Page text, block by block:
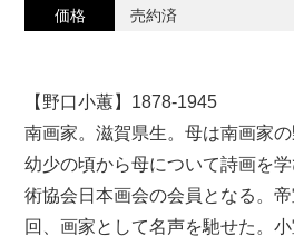
価格 売約済
【野口小蕙】1878-1945
南画家。滋賀県生。母は南画家の
幼少の頃から母について詩画を
術協会日本画会の会員となる。
回、画家として名声を馳せた。